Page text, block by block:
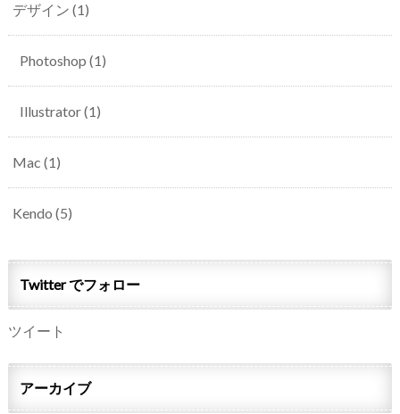
デザイン (1)
Photoshop (1)
Illustrator(1)
Mac (1)
Kendo (5)
Twitter でフォロー
ツイート
アーカイブ